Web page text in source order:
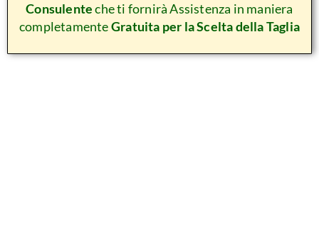
Consulenteche ti fornirà Assistenza in maniera
completamenteGratuita per la Scelta della Taglia